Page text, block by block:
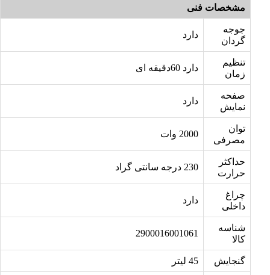
مشخصات فنی
جوجه
گردان
دارد
تنظیم
زمان
دارد 60دقیقه ای
صفحه
نمایش
دارد
توان
مصرفی
2000 وات
حداکثر
حرارت
230 درجه سانتی گراد
چراغ
داخلی
دارد
شناسه
کالا
2900016001061
گنجایش